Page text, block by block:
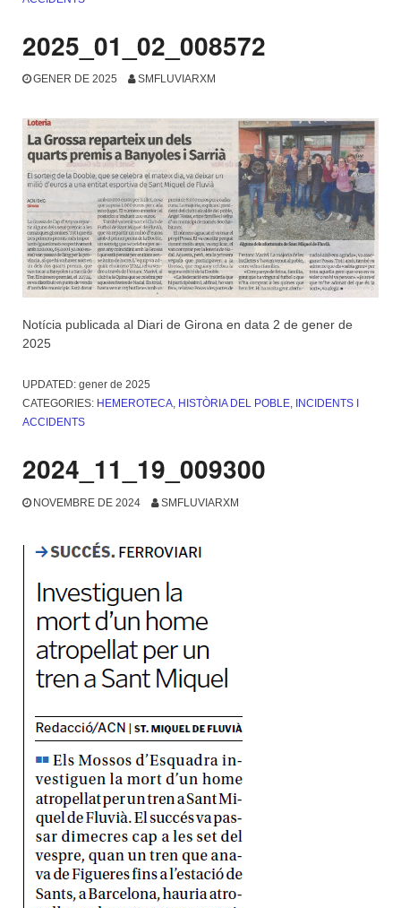
2025_01_02_008572
GENER DE 2025 SMFLUVIARXM
Notícia publicada al Diari de Girona en data 2 de gener de
2025
UPDATED: gener de 2025
CATEGORIES: HEMEROTECA, HISTÒRIA DEL POBLE, INCIDENTS I
ACCIDENTS
2024_11_19_009300
NOVEMBRE DE 2024 SMFLUVIARXM